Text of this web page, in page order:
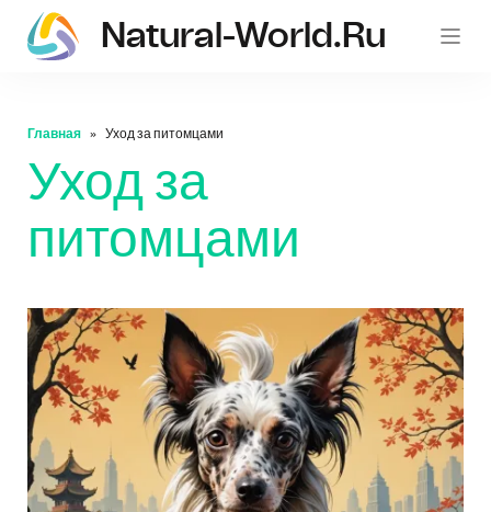
Natural-World.ru
Главная Уход за питомцами
Уход за
питомцами